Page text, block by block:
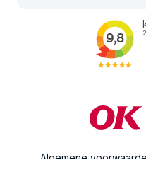
Algemene